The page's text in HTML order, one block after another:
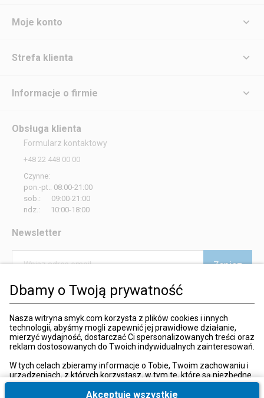
Dbamy o Twoją prywatność
Nasza witryna smyk.com korzysta z plików cookies i innych
technologii, abyśmy mogli zapewnić jej prawidłowe działanie,
mierzyć wydajność, dostarczać Ci spersonalizowanych treści oraz
reklam dostosowanych do Twoich indywidualnych zainteresowań.
W tych celach zbieramy informacje o Tobie, Twoim zachowaniu i
urządzeniach, z których korzystasz, w tym te, które są niezbędne
do prawidłowego funkcjonowania strony internetowej smyk.com.
Te niezbędne pliki cookies możesz wyłączyć zmieniając
Akceptuję wszystkie
Moje konto
Strefa klienta
Informacje o firmie
Obsługa klienta
Formularz kontaktowy
+48 22 448 00 00
Czynne:
pon.-pt.: 08:00-21:00
sob.: 09:00-21:00
ndz.: 10:00-18:00
Newsletter
Wpisz adres email Zapisz
Wyrażam zgodę na otrzymywanie od SMYK sp. z o.o. informacji o
przez SMYK sp. z o.o., za pośrednictwem środków komunikacji
elektronicznej (e-mail).
W każdej chwili możesz z łatwością cofnąć wyrażone zgody.
więcej